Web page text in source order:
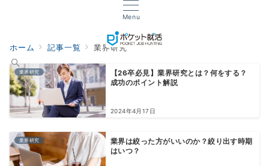
Menu
ホーム 記事一覧 業界研究
業界研究
【26卒必見】業界研究とは？何をする？
成功のポイント解説
2024年4月17日
業界研究
業界は絞った方がいいのか？絞り出す時期
はいつ？